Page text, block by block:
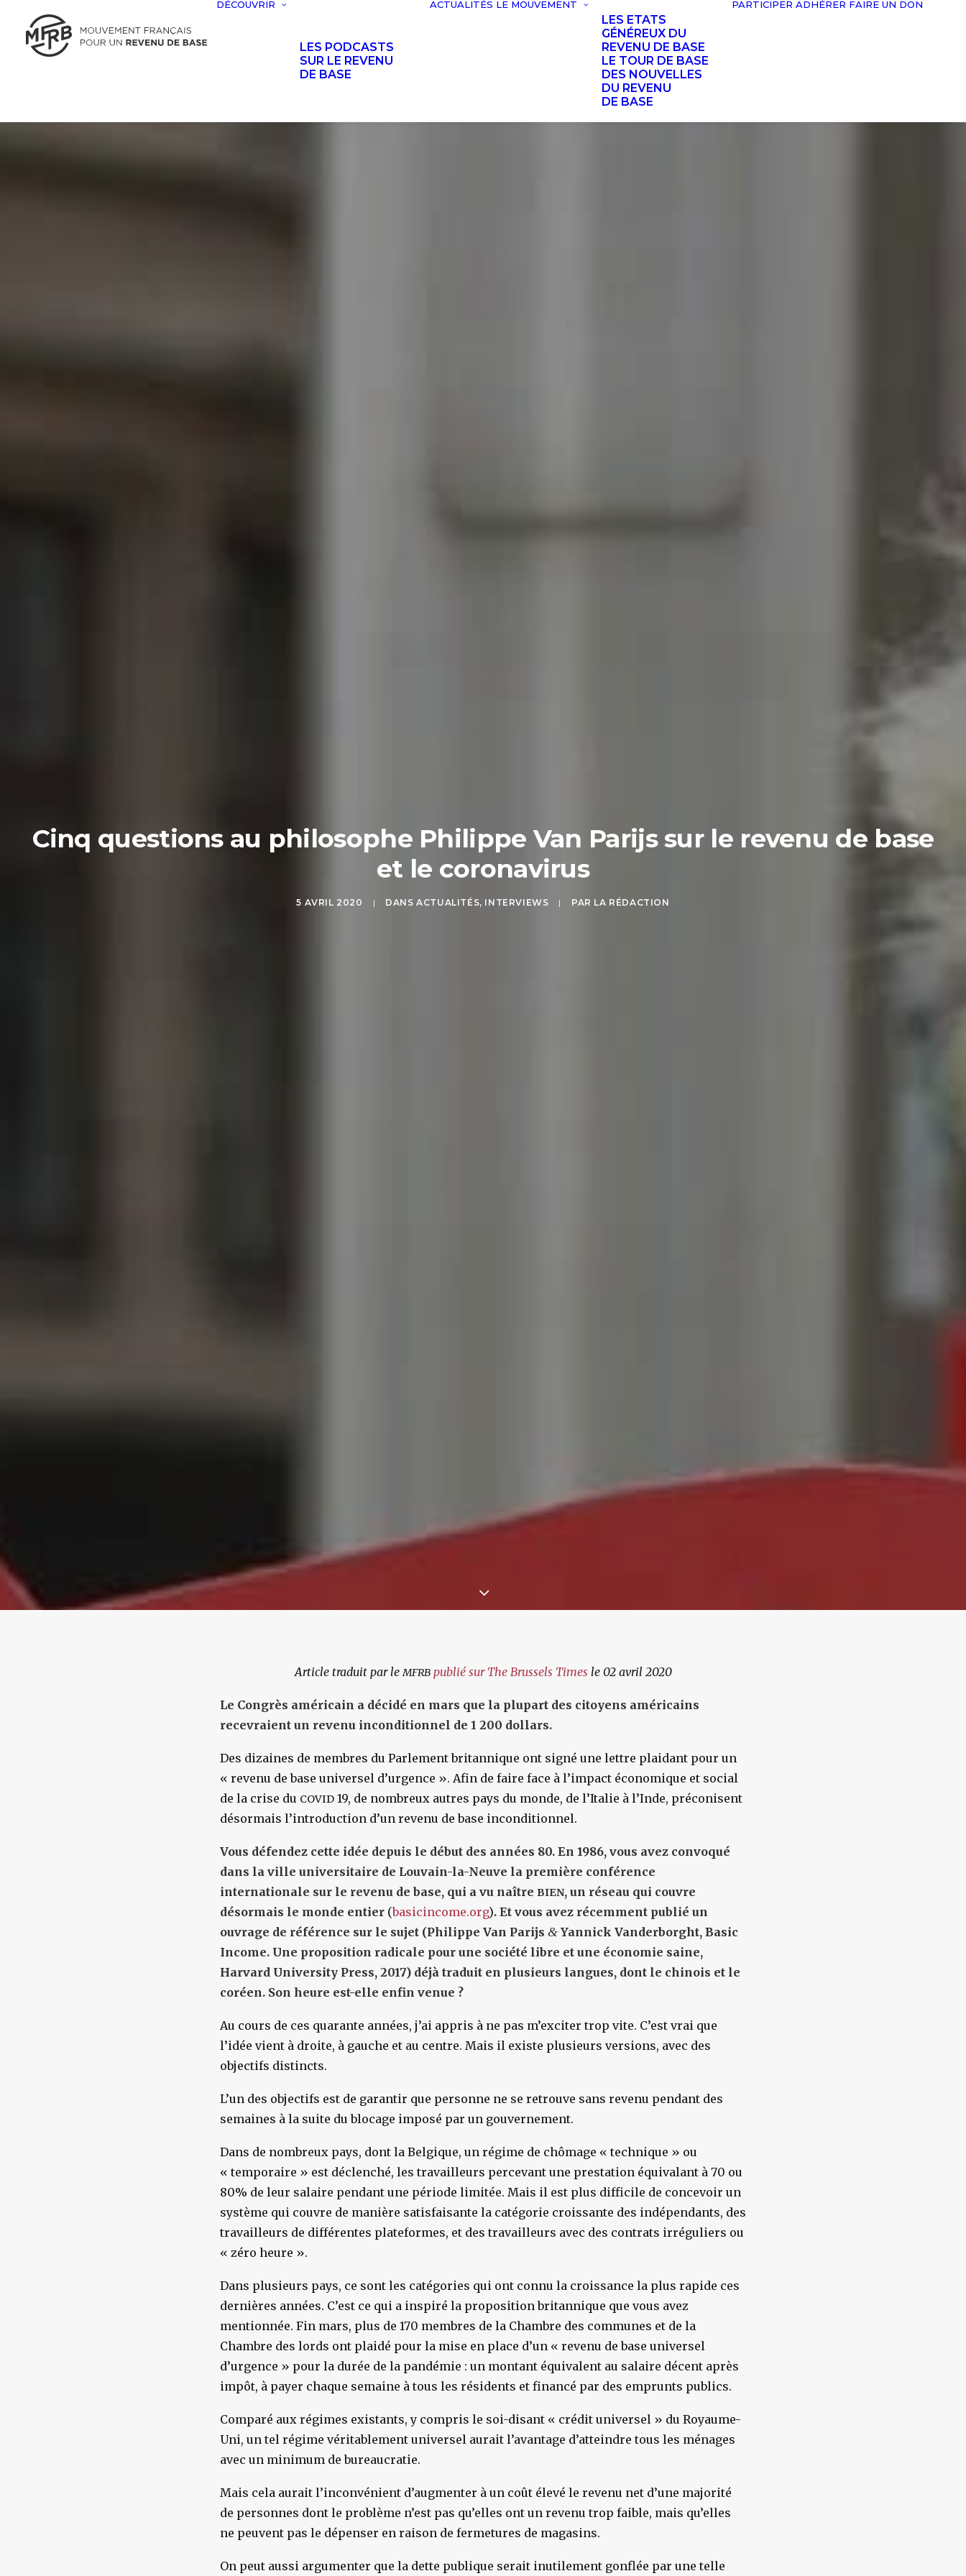
DÉCOUVRIR
LES PODCASTS
SUR LE REVENU
DE BASE
ACTUALITÉS LE MOUVEMENT
LES ETATS
GÉNÉREUX DU
REVENU DE BASE
LE TOUR DE BASE
DES NOUVELLES
DU REVENU
DE BASE
PARTICIPER ADHÉRER FAIRE UN DON
Cinq questions au philosophe Philippe Van Parijs sur le revenu de base
et le coronavirus
5 AVRIL 2020 | DANSACTUALITÉS, INTERVIEWS | PAR LA RÉDACTION
Article traduit par leMFRB publié sur The Brussels Times le 02 avril 2020
Le Congrès américain a décidé en mars que la plupart des citoyens américains
recevraient un revenu inconditionnel de 1 200 dollars.
Des dizaines de membres du Parlement britannique ont signé une lettre plaidant pour un
« revenu de base universel d’urgence ». Afin de faire face à l’impact économique et social
de la crise du COVID 19, de nombreux autres pays du monde, de l’Italie à l’Inde, préconisent
désormais l’introduction d’un revenu de base inconditionnel.
Vous défendez cette idée depuis le début des années 80. En 1986, vous avez convoqué
dans la ville universitaire de Louvain-la-Neuve la première conférence
internationale sur le revenu de base, qui a vu naître BIEN, un réseau qui couvre
désormais le monde entier (basicincome.org). Et vous avez récemment publié un
ouvrage de référence sur le sujet (Philippe Van Parijs & Yannick Vanderborght, Basic
Income. Une proposition radicale pour une société libre et une économie saine,
Harvard University Press, 2017) déjà traduit en plusieurs langues, dont le chinois et le
coréen. Son heure est-elle enfin venue ?
Au cours de ces quarante années, j’ai appris à ne pas m’exciter trop vite. C’est vrai que
l’idée vient à droite, à gauche et au centre. Mais il existe plusieurs versions, avec des
objectifs distincts.
L’un des objectifs est de garantir que personne ne se retrouve sans revenu pendant des
semaines à la suite du blocage imposé par un gouvernement.
Dans de nombreux pays, dont la Belgique, un régime de chômage « technique » ou
« temporaire » est déclenché, les travailleurs percevant une prestation équivalant à 70 ou
80% de leur salaire pendant une période limitée. Mais il est plus difficile de concevoir un
système qui couvre de manière satisfaisante la catégorie croissante des indépendants, des
travailleurs de différentes plateformes, et des travailleurs avec des contrats irréguliers ou
« zéro heure ».
Dans plusieurs pays, ce sont les catégories qui ont connu la croissance la plus rapide ces
dernières années. C’est ce qui a inspiré la proposition britannique que vous avez
mentionnée. Fin mars, plus de 170 membres de la Chambre des communes et de la
Chambre des lords ont plaidé pour la mise en place d’un « revenu de base universel
d’urgence » pour la durée de la pandémie : un montant équivalent au salaire décent après
impôt, à payer chaque semaine à tous les résidents et financé par des emprunts publics.
Comparé aux régimes existants, y compris le soi-disant « crédit universel » du Royaume-
Uni, un tel régime véritablement universel aurait l’avantage d’atteindre tous les ménages
avec un minimum de bureaucratie.
Mais cela aurait l’inconvénient d’augmenter à un coût élevé le revenu net d’une majorité
de personnes dont le problème n’est pas qu’elles ont un revenu trop faible, mais qu’elles
ne peuvent pas le dépenser en raison de fermetures de magasins.
On peut aussi argumenter que la dette publique serait inutilement gonflée par une telle